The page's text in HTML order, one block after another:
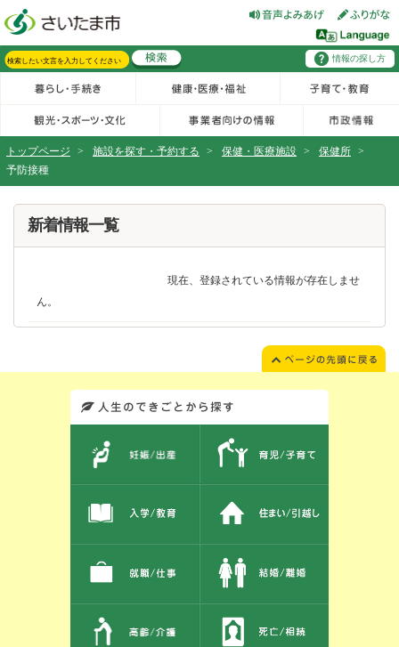
情報の探し方
トップページ > 施設を探す・予約する > 保健・医療施設 > 保健所 >
予防接種
新着情報一覧
現在、登録されている情報が存在しませ
ん。